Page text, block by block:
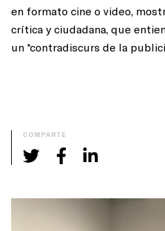
en formato cine o video,
crítica y ciudadana, que
un *contradiscurs de la
COMPARTE